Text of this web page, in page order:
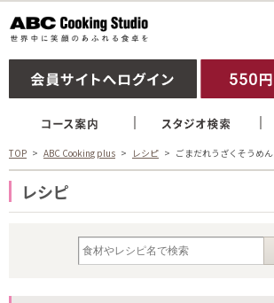
TOP ABC Cooking plus レシピ ごまだれうざくそうめん
レシピ